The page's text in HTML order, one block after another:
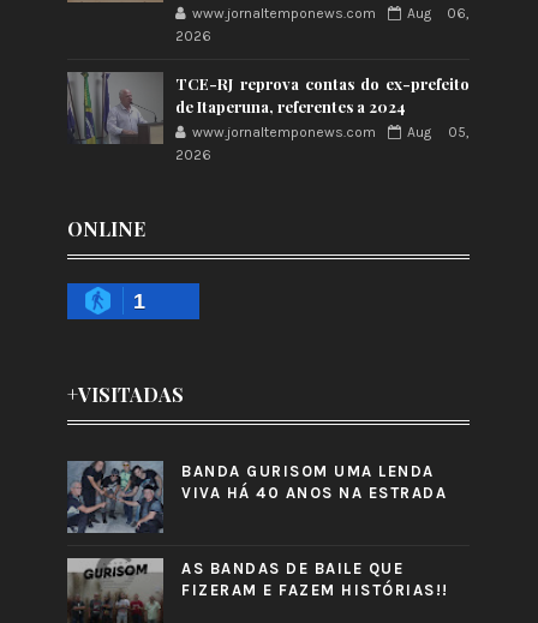
www.jornaltemponews.com
Aug 06,
2026
TCE-RJ reprova contas do ex-prefeito
de Itaperuna, referentes a 2024
www.jornaltemponews.com
Aug 05,
2026
ONLINE
1
+VISITADAS
BANDA GURISOM UMA LENDA
VIVA HÁ 40 ANOS NA ESTRADA
AS BANDAS DE BAILE QUE
FIZERAM E FAZEM HISTÓRIAS!!